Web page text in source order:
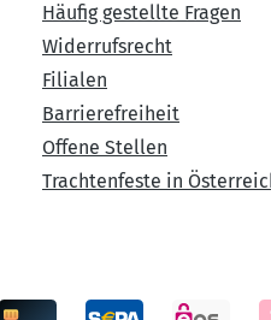
Häufig gestellte Fragen
Widerrufsrecht
Filialen
Barrierefreiheit
Offene Stellen
Trachtenfeste in